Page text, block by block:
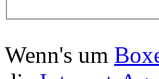
Wenn's um